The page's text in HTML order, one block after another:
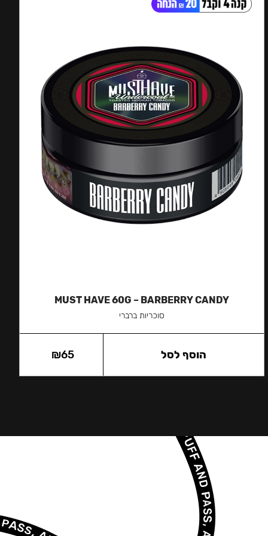
MUST HAVE 60G – BARBERRY CANDY
סוכריות ברברי
₪65 הוסף לסל